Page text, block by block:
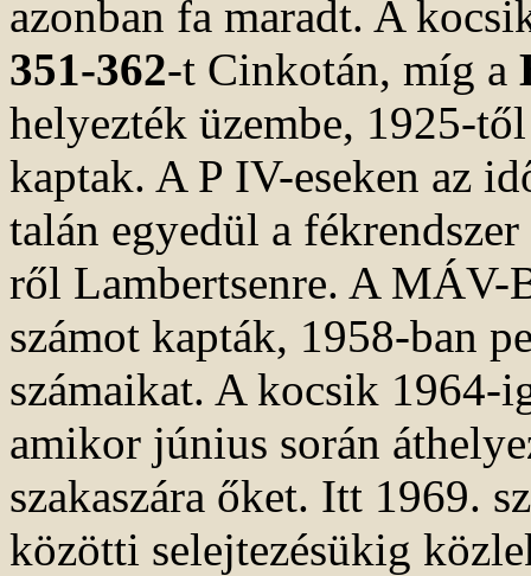
azonban fa maradt. A
351-362-t Cinkotán, míg a
helyezték üzembe, 1925-
kaptak. A P IV-eseken az
talán egyedül a
ről Lambertsenre. A
számot kapták, 1958-ban
számaikat. A kocsik 1964-
amikor június során
szakaszára őket. Itt 1969.
közötti selejtezésükig